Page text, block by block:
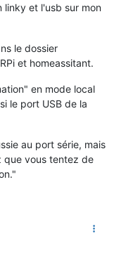
linky et l'usb sur mon
le dossier
et homeassitant.
en mode local
le port USB de la
au port série, mais
que vous tentez de